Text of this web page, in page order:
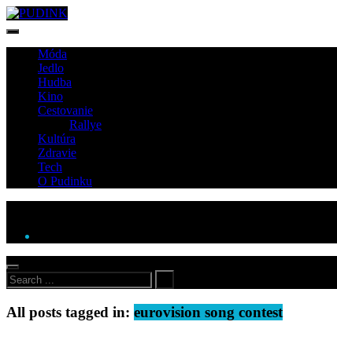
Móda
Jedlo
Hudba
Kino
Cestovanie
Rallye
Kultúra
Zdravie
Tech
O Pudinku
All posts tagged in: eurovision song contest